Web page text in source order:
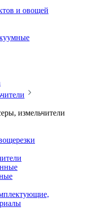
и овощей
измельчители